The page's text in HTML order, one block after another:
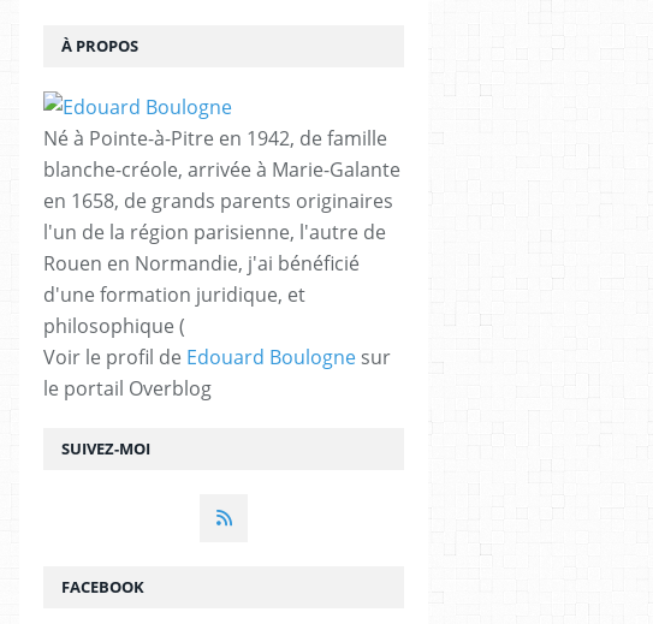
SUIVEZ-MOI
À PROPOS
Né à Pointe-à-Pitre en 1942, de famille
blanche-créole, arrivée à Marie-Galante
en 1658, de grands parents originaires
l'un de la région parisienne, l'autre de
Rouen en Normandie, j'ai bénéficié
d'une formation juridique, et
philosophique (
Voir le profil de Edouard Boulogne sur
le portail Overblog
FACEBOOK